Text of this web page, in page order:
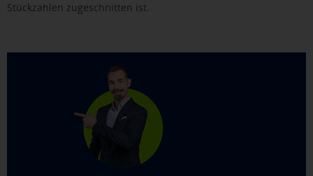
Stückzahlen zugeschnitten ist.